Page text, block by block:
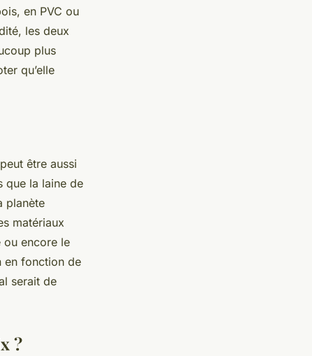
en PVC ou
les deux
plus
qu’elle
être aussi
que la laine de
planète
matériaux
ou encore le
en fonction de
serait de
?